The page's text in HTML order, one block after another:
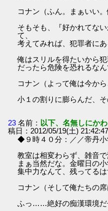
コナン（ふん。まぁいい
そもそも、『好かれてな
て、
考えてみれば、犯罪者に
俺はスリルを得たいから
だったら危険を恐れるな
コナン（よって俺は今か
小１の割りに膨らんだ、
23 名前： 以下、名無しにか
稿日：2012/05/19(土)
◆９時４０分：／／帝丹
教室は相変わらず、雑音で
まぁ当然だな。金曜日の小
集中力なんて、残ってるは
コナン（そして俺たちの
ふっ……絶好の痴漢環境だ